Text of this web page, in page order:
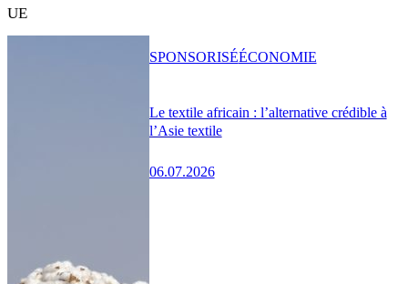
UE
Le textile africain : l’alternative crédible à
l’Asie textile
06.07.2026
SPONSORISÉÉCONOMIE